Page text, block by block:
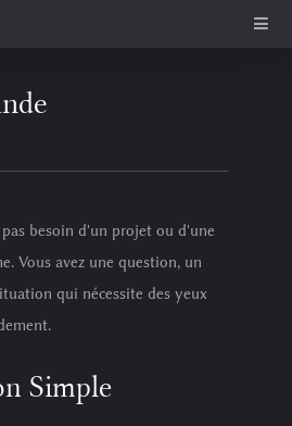
besoin d'un projet ou d'une
Vous avez une question, un
qui nécessite des yeux
Simple